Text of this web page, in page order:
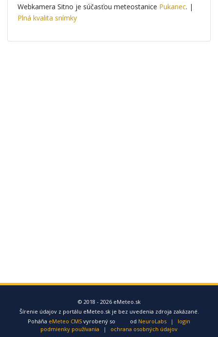
Webkamera Sitno je súčasťou meteostanice Pukanec. |
Plná kvalita snímky
© 2018 - 2026 eMeteo.sk
Šírenie údajov z portálu eMeteo.sk je bez uvedenia zdroja zakázané.
Poháňa eMeteo CMS vyrobený so od NeuroLabs |
login
podmienky používania
| ochrana osobných údajov